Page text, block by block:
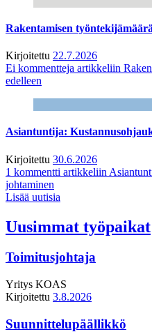
Rakentamisen
Kirjoitettu 22.7.2026
Ei kommentteja artikkeliin
edelleen
Asiantuntija:
Kirjoitettu 30.6.2026
1 kommentti artikkeliin
johtaminen
Lisää uutisia
Uusimmat työpaikat
Toimitusjohtaja
Yritys KOAS
Kirjoitettu 3.8.2026
Suunnittelupäällikkö